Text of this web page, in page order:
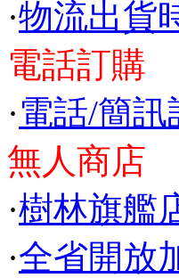
·物流出貨
電話訂購
·電話/簡訊
無人商店
·樹林旗艦
·全省開放